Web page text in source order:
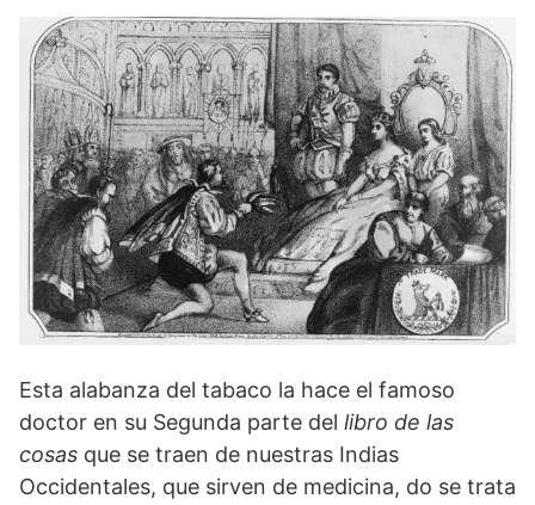
Esta alabanza del tabaco la hace el famoso
doctor en su Segunda parte del libro de las
cosas que se traen de nuestras Indias
Occidentales, que sirven de medicina, do se trata